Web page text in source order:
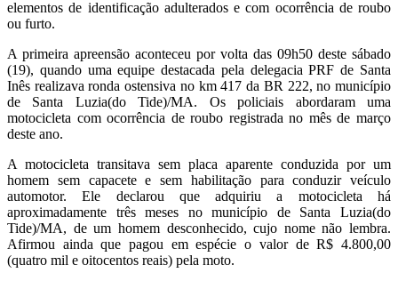
elementos de identificação adulterados e com ocorrência de roubo
ou furto.
A primeira apreensão aconteceu por volta das 09h50 deste sábado
(19), quando uma equipe destacada pela delegacia PRF de Santa
Inês realizava ronda ostensiva no km 417 da BR 222, no município
de Santa Luzia(do Tide)/MA. Os policiais abordaram uma
motocicleta com ocorrência de roubo registrada no mês de março
deste ano.
A motocicleta transitava sem placa aparente conduzida por um
homem sem capacete e sem habilitação para conduzir veículo
automotor. Ele declarou que adquiriu a motocicleta há
aproximadamente três meses no município de Santa Luzia(do
Tide)/MA, de um homem desconhecido, cujo nome não lembra.
Afirmou ainda que pagou em espécie o valor de R$ 4.800,00
(quatro mil e oitocentos reais) pela moto.